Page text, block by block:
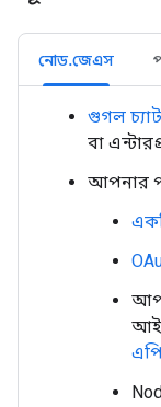
নোড.জেএস
গুগল চ্যাট
বা
আপনার